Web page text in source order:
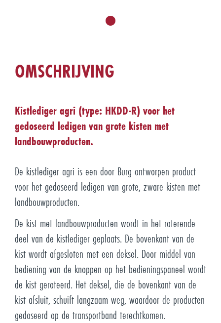
OMSCHRIJVING
Kistlediger agri (type: HKDD-R) voor het
gedoseerd ledigen van grote kisten met
landbouwproducten.
De kistlediger agri is een door Burg ontworpen product
voor het gedoseerd ledigen van grote, zware kisten met
landbouwproducten.
De kist met landbouwproducten wordt in het roterende
deel van de kistlediger geplaats. De bovenkant van de
kist wordt afgesloten met een deksel. Door middel van
bediening van de knoppen op het bedieningspaneel wordt
de kist geroteerd. Het deksel, die de bovenkant van de
kist afsluit, schuift langzaam weg, waardoor de producten
gedoseerd op de transportband terechtkomen.